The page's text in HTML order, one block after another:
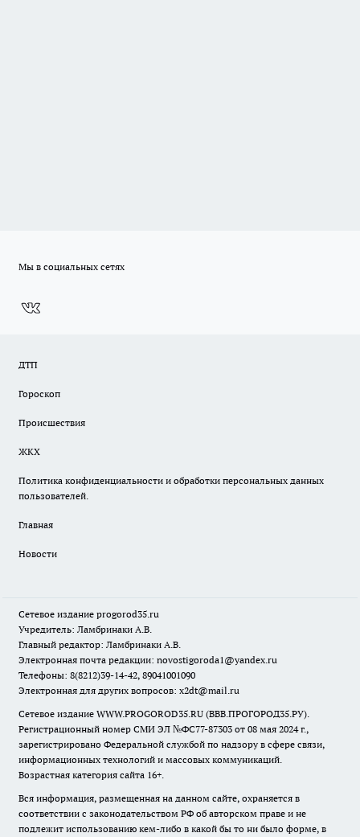
Мы в социальных сетях
ДТП
Гороскоп
Происшествия
ЖКХ
Политика конфиденциальности и обработки персональных данных
пользователей.
Главная
Новости
Сетевое издание progorod35.ru
Учредитель: Ламбринаки А.В.
Главный редактор: Ламбринаки А.В.
Электронная почта редакции: novostigoroda1@yandex.ru
Телефоны: 8(8212)39-14-42, 89041001090
Электронная для других вопросов: x2dt@mail.ru
Сетевое издание WWW.PROGOROD35.RU (ВВВ.ПРОГОРОД35.РУ).
Регистрационный номер СМИ ЭЛ №ФС77-87303 от 08 мая 2024 г.,
зарегистрировано Федеральной службой по надзору в сфере связи,
информационных технологий и массовых коммуникаций.
Возрастная категория сайта 16+.
Вся информация, размещенная на данном сайте, охраняется в
соответствии с законодательством РФ об авторском праве и не
подлежит использованию кем-либо в какой бы то ни было форме, в